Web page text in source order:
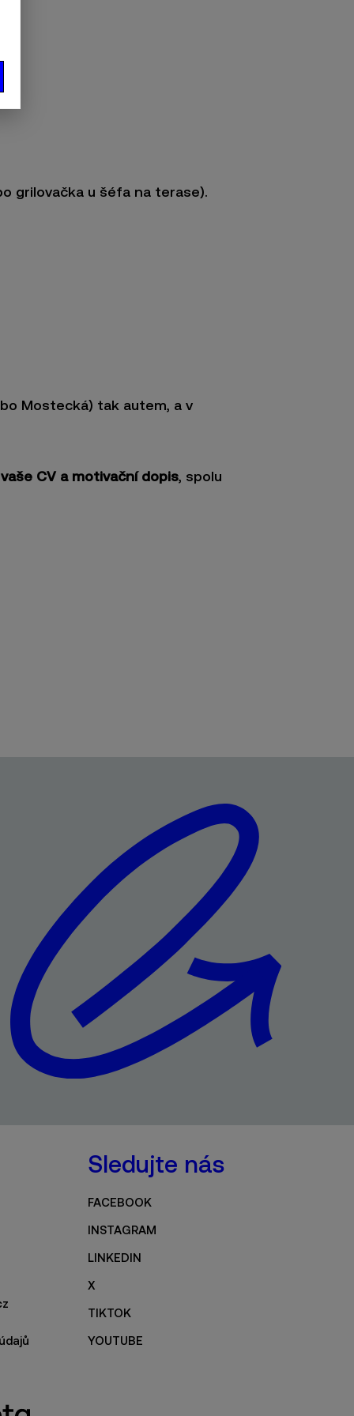
grilovačka u šéfa na terase).
Mostecká) tak autem, a v
CV a motivační dopis, spolu
Sledujte nás
FACEBOOK
INSTAGRAM
LINKEDIN
X
TIKTOK
YOUTUBE